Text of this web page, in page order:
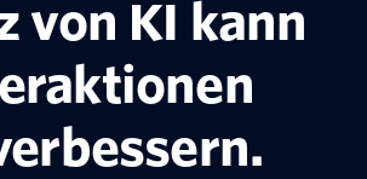
von KI kann